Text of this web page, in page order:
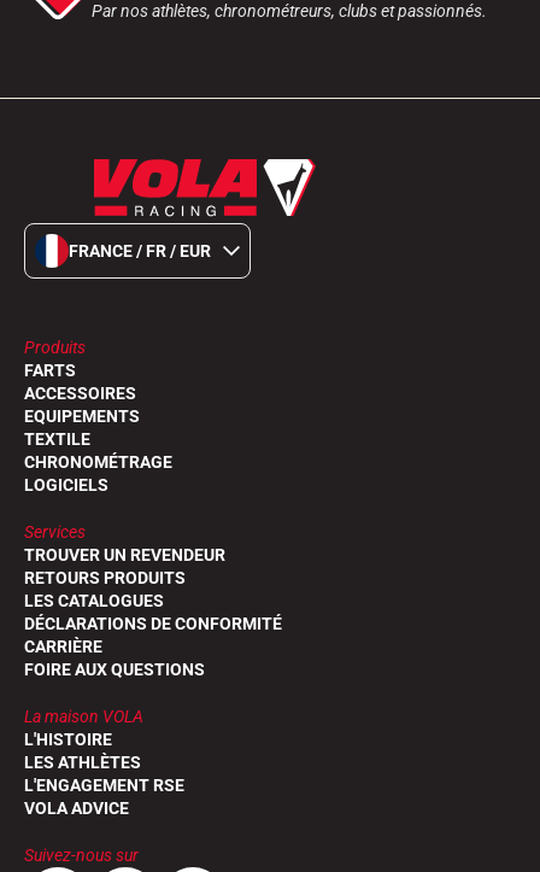
Par nos athlètes, chronométreurs, clubs et passionnés.
FRANCE / FR / EUR
Produits
FARTS
ACCESSOIRES
EQUIPEMENTS
TEXTILE
CHRONOMÉTRAGE
LOGICIELS
Services
TROUVER UN REVENDEUR
RETOURS PRODUITS
LES CATALOGUES
DÉCLARATIONS DE CONFORMITÉ
CARRIÈRE
FOIRE AUX QUESTIONS
La maison VOLA
L'HISTOIRE
LES ATHLÈTES
L'ENGAGEMENT RSE
VOLA ADVICE
Suivez-nous sur